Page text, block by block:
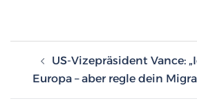
US-Vizepräsident Vance:
Europa – aber regle dein